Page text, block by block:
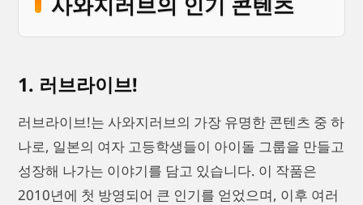
1. 러브라이브!
러브라이브!는 사와지러브의 가장 유명한 콘텐츠 중 하
나로, 일본의 여자 고등학생들이 아이돌 그룹을 만들고
성장해 나가는 이야기를 담고 있습니다. 이 작품은
2010년에 첫 방영되어 큰 인기를 얻었으며, 이후 여러